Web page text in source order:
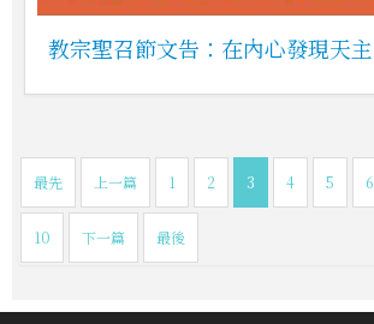
教宗聖召節文告：在內心發現天
最先 上一篇 1 2 3 4 5 6
10 下一篇 最後